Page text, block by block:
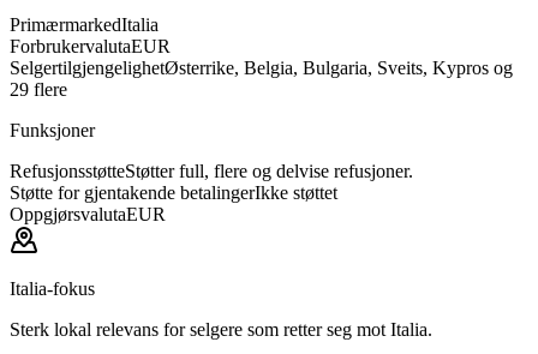
PrimærmarkedItalia
ForbrukervalutaEUR
SelgertilgjengelighetØsterrike, Belgia, Bulgaria, Sveits, Kypros og
29 flere
Funksjoner
RefusjonsstøtteStøtter full, flere og delvise refusjoner.
Støtte for gjentakende betalingerIkke støttet
OppgjørsvalutaEUR
Italia-fokus
Sterk lokal relevans for selgere som retter seg mot Italia.